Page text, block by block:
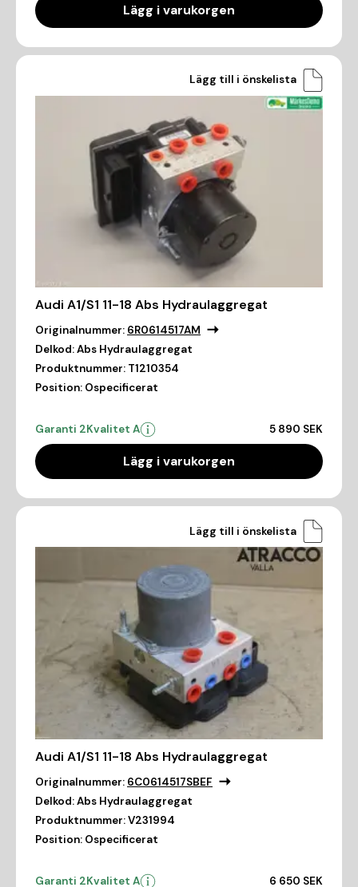
Lägg i varukorgen
Lägg till i önskelista
Audi A1/S1 11-18 Abs Hydraulaggregat
Originalnummer: 6R0614517AM
Delkod:Abs Hydraulaggregat
Produktnummer: T1210354
Position: Ospecificerat
Garanti 2Kvalitet A 5 890 SEK
Lägg i varukorgen
Lägg till i önskelista
Audi A1/S1 11-18 Abs Hydraulaggregat
Originalnummer: 6C0614517SBEF
Delkod:Abs Hydraulaggregat
Produktnummer:V231994
Position: Ospecificerat
Garanti 2Kvalitet A 6 650 SEK